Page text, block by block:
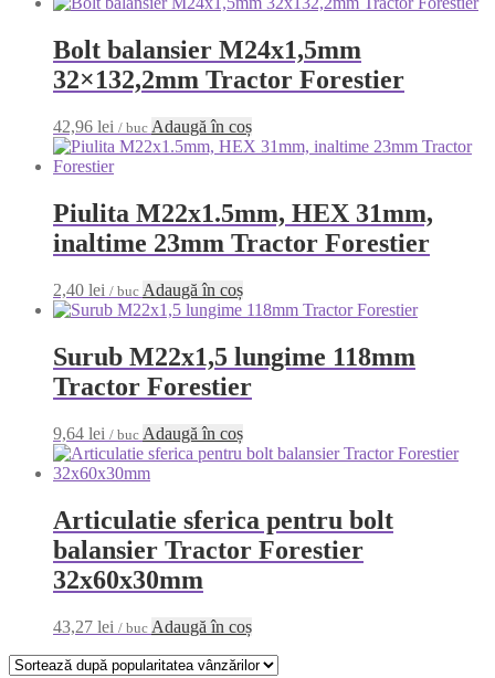
Bolt balansier M24x1,5mm
32×132,2mm Tractor Forestier
42,96 lei / buc Adaugă în coș
Piulita M22x1.5mm, HEX 31mm,
inaltime 23mm Tractor Forestier
2,40 lei / buc Adaugă în coș
Surub M22x1,5 lungime 118mm
Tractor Forestier
9,64 lei / buc Adaugă în coș
Articulatie sferica pentru bolt
balansier Tractor Forestier
32x60x30mm
43,27 lei / buc Adaugă în coș